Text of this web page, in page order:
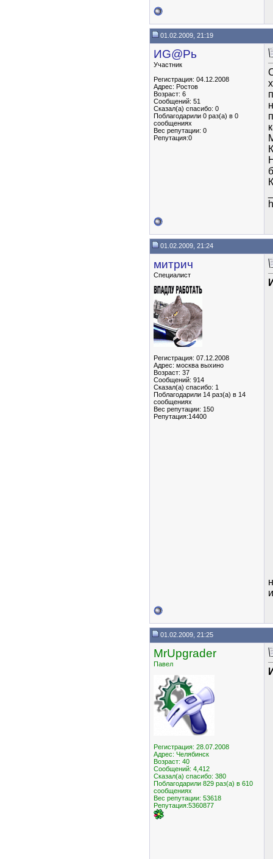
01.02.2009, 21:19
ИG@Рь
Участник
Регистрация: 04.12.2008
Адрес: Ростов
Возраст: 6
Сообщений: 51
Сказал(а) спасибо: 0
Поблагодарили 0 раз(а) в 0
сообщениях
Вес репутации: 0
Репутация:0
01.02.2009, 21:24
митрич
Специалист
Регистрация: 07.12.2008
Адрес: москва выхино
Возраст: 37
Сообщений: 914
Сказал(а) спасибо: 1
Поблагодарили 14 раз(а) в 14
сообщениях
Вес репутации: 150
Репутация:14400
01.02.2009, 21:25
MrUpgrader
Павел
Регистрация: 28.07.2008
Адрес: Челябинск
Возраст: 40
Сообщений: 4,412
Сказал(а) спасибо: 380
Поблагодарили 829 раз(а) в 610
сообщениях
Вес репутации: 53618
Репутация:5360877